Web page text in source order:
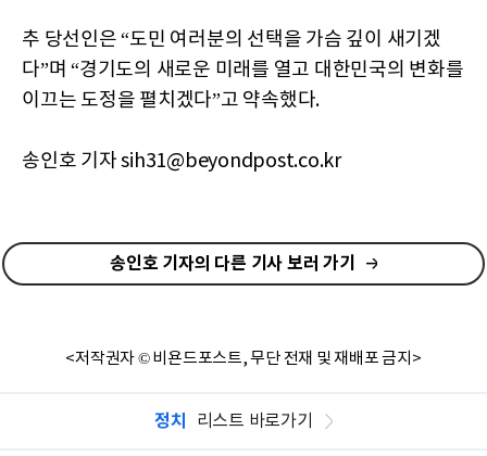
추 당선인은 “도민 여러분의 선택을 가슴 깊이 새기겠
다”며 “경기도의 새로운 미래를 열고 대한민국의 변화를
이끄는 도정을 펼치겠다”고 약속했다.
송인호 기자 sih31@beyondpost.co.kr
송인호 기자의 다른 기사 보러 가기
<저작권자 © 비욘드포스트, 무단 전재 및 재배포 금지>
정치 리스트 바로가기